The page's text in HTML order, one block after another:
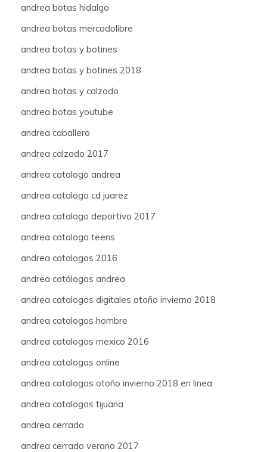
andrea botas hidalgo
andrea botas mercadolibre
andrea botas y botines
andrea botas y botines 2018
andrea botas y calzado
andrea botas youtube
andrea caballero
andrea calzado 2017
andrea catalogo andrea
andrea catalogo cd juarez
andrea catalogo deportivo 2017
andrea catalogo teens
andrea catalogos 2016
andrea catálogos andrea
andrea catalogos digitales otoño invierno 2018
andrea catalogos hombre
andrea catalogos mexico 2016
andrea catalogos online
andrea catalogos otoño invierno 2018 en linea
andrea catalogos tijuana
andrea cerrado
andrea cerrado verano 2017